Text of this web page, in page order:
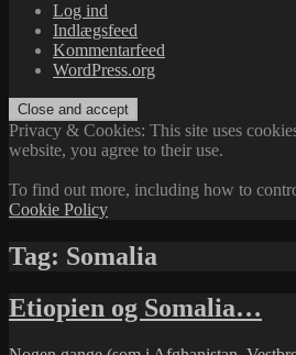
Log ind
Indlægsfeed
Kommentarfeed
WordPress.org
Privacy & Cookies: This site uses
website, you agree to their use.
To find out more, including how to
Cookie Policy
Tag: Somalia
Etiopien og Somalia…